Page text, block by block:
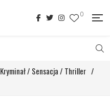
0
Kryminał / Sensacja / Thriller /